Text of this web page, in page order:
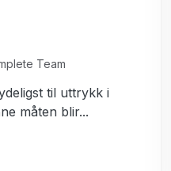
Team
til uttrykk i
måten blir...